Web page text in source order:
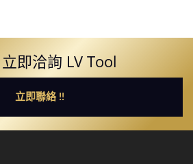
即洽詢 LV Tool
立即聯絡 !!